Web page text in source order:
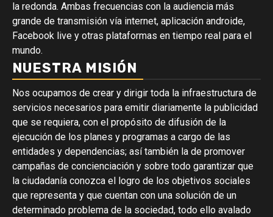
la redonda. Ambas frecuencias con la audiencia más
grande de transmisión vía internet, aplicación androide,
Facebook live y otras plataformas en tiempo real para el
mundo.
NUESTRA MISIÓN
Nos ocupamos de crear y dirigir toda la infraestructura de
servicios necesarios para emitir diariamente la publicidad
que se requiera, con el propósito de difusión de la
ejecución de los planes y programas a cargo de las
entidades y dependencias; así también la de promover
campañas de concienciación y sobre todo garantizar que
la ciudadanía conozca el logro de los objetivos sociales
que representa y que cuentan con una solución de un
determinado problema de la sociedad, todo ello avalado